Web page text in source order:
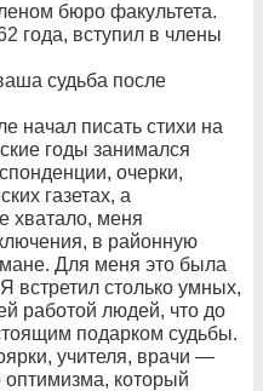
бюро факультета.
года, вступил в члены
судьба после
начал писать стихи на
годы занимался
очерки,
газетах, а
хватало, меня
в районную
Для меня это была
встретил столько умных,
работой людей, что до
подарком судьбы.
учителя, врачи —
оптимизма, который